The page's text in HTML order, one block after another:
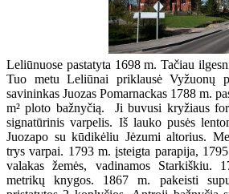
Leliūnuose pastatyta 1698 m. Tačiau
Tuo metu Leliūnai priklausė Vyžuonų
savininkas Juozas Pomarnackas 1788 m.
m² ploto bažnyčią. Ji buvusi kryžiaus
signatūrinis varpelis. Iš lauko pusės
Juozapo su kūdikėliu Jėzumi altorius.
trys varpai. 1793 m. įsteigta parapija,
valakas žemės, vadinamos Starkiškiu.
metrikų knygos. 1867 m. pakeisti